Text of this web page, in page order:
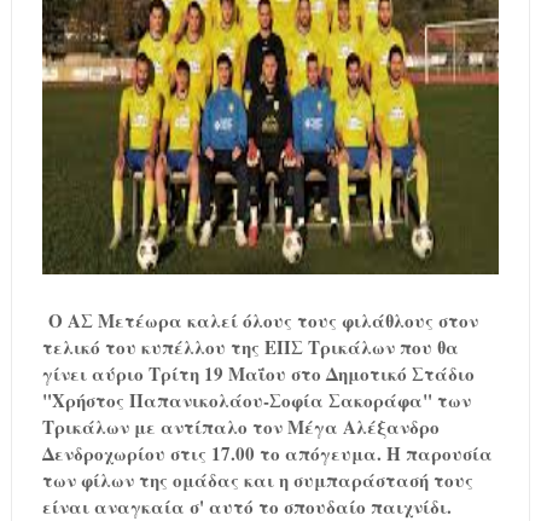
Ο ΑΣ Μετέωρα καλεί όλους τους φιλάθλους στον
τελικό του κυπέλλου της ΕΠΣ Τρικάλων που θα
γίνει αύριο Τρίτη 19 Μαΐου στο Δημοτικό Στάδιο
"Χρήστος Παπανικολάου-Σοφία Σακοράφα" των
Τρικάλων με αντίπαλο τον Μέγα Αλέξανδρο
Δενδροχωρίου στις 17.00 το απόγευμα. Η παρουσία
των φίλων της ομάδας και η συμπαράστασή τους
είναι αναγκαία σ' αυτό το σπουδαίο παιχνίδι.